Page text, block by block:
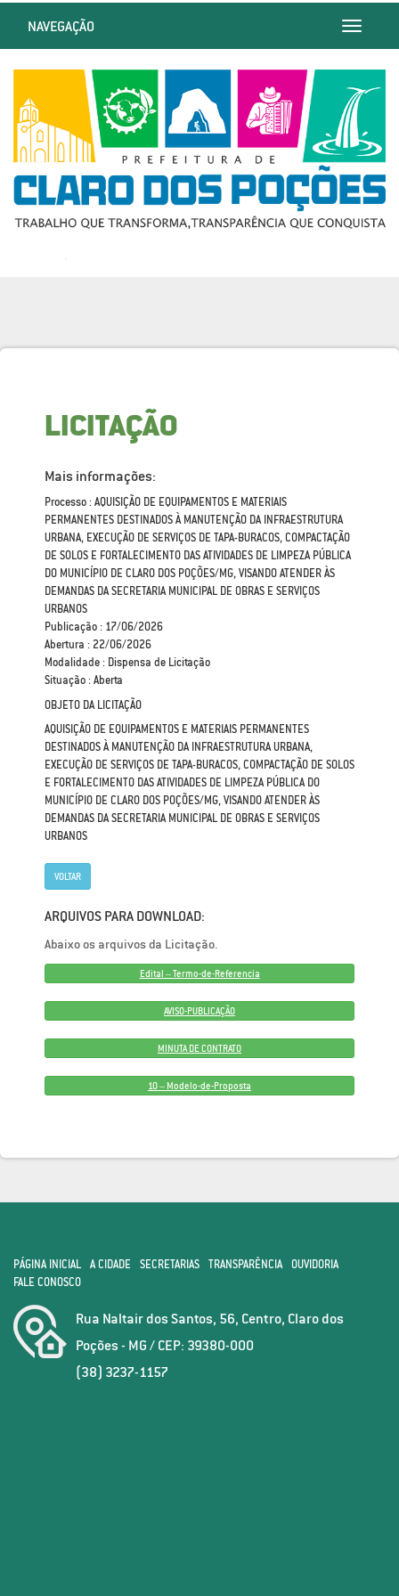
Toggle
NAVEGAÇÃO
LICITAÇÃO
Mais informações:
Processo : AQUISIÇÃO DE EQUIPAMENTOS E MATERIAIS
PERMANENTES DESTINADOS À MANUTENÇÃO DA INFRAESTRUTURA
URBANA, EXECUÇÃO DE SERVIÇOS DE TAPA-BURACOS, COMPACTAÇÃO
DE SOLOS E FORTALECIMENTO DAS ATIVIDADES DE LIMPEZA PÚBLICA
DO MUNICÍPIO DE CLARO DOS POÇÕES/MG, VISANDO ATENDER ÀS
DEMANDAS DA SECRETARIA MUNICIPAL DE OBRAS E SERVIÇOS
URBANOS
Publicação : 17/06/2026
Abertura : 22/06/2026
Modalidade : Dispensa de Licitação
Situação : Aberta
OBJETO DA LICITAÇÃO
AQUISIÇÃO DE EQUIPAMENTOS E MATERIAIS PERMANENTES
DESTINADOS À MANUTENÇÃO DA INFRAESTRUTURA URBANA,
EXECUÇÃO DE SERVIÇOS DE TAPA-BURACOS, COMPACTAÇÃO DE SOLOS
E FORTALECIMENTO DAS ATIVIDADES DE LIMPEZA PÚBLICA DO
MUNICÍPIO DE CLARO DOS POÇÕES/MG, VISANDO ATENDER ÀS
DEMANDAS DA SECRETARIA MUNICIPAL DE OBRAS E SERVIÇOS
URBANOS
VOLTAR
ARQUIVOS PARA DOWNLOAD:
Abaixo os arquivos da Licitação.
Edital – Termo-de-Referencia
AVISO-PUBLICAÇÃO
MINUTA DE CONTRATO
10 – Modelo-de-Proposta
PÁGINA INICIAL A CIDADE SECRETARIAS TRANSPARÊNCIA
OUVIDORIA
FALE CONOSCO
Rua Naltair dos Santos, 56, Centro, Claro dos
Poções - MG / CEP: 39380-000
(38) 3237-1157